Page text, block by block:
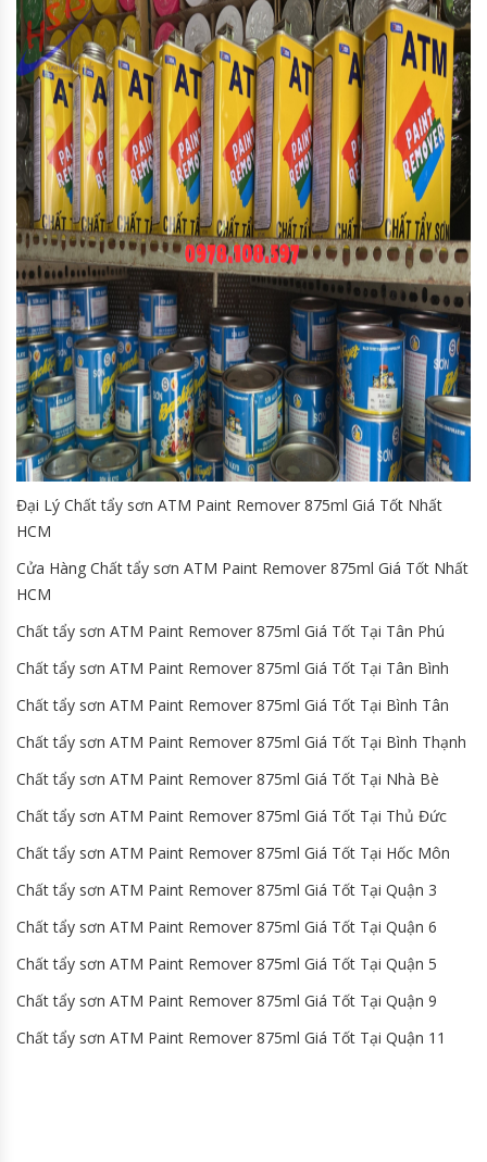
Đại Lý Chất tẩy sơn ATM Paint Remover 875ml Giá Tốt Nhất
HCM
Cửa Hàng Chất tẩy sơn ATM Paint Remover 875ml Giá Tốt Nhất
HCM
Chất tẩy sơn ATM Paint Remover 875ml Giá Tốt Tại Tân Phú
Chất tẩy sơn ATM Paint Remover 875ml Giá Tốt Tại Tân Bình
Chất tẩy sơn ATM Paint Remover 875ml Giá Tốt Tại Bình Tân
Chất tẩy sơn ATM Paint Remover 875ml Giá Tốt Tại Bình Thạnh
Chất tẩy sơn ATM Paint Remover 875ml Giá Tốt Tại Nhà Bè
Chất tẩy sơn ATM Paint Remover 875ml Giá Tốt Tại Thủ Đức
Chất tẩy sơn ATM Paint Remover 875ml Giá Tốt Tại Hốc Môn
Chất tẩy sơn ATM Paint Remover 875ml Giá Tốt Tại Quận 3
Chất tẩy sơn ATM Paint Remover 875ml Giá Tốt Tại Quận 6
Chất tẩy sơn ATM Paint Remover 875ml Giá Tốt Tại Quận 5
Chất tẩy sơn ATM Paint Remover 875ml Giá Tốt Tại Quận 9
Chất tẩy sơn ATM Paint Remover 875ml Giá Tốt Tại Quận 11